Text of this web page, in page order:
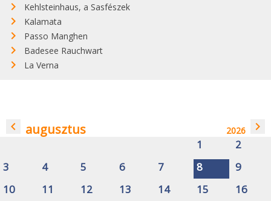
Kehlsteinhaus, a Sasfészek
Kalamata
Passo Manghen
Badesee Rauchwart
La Verna
navigate_before augusztus 2026 navigate_next
1
2
3
4 5 6 7 8
9
10
11 12 13 14 15
16